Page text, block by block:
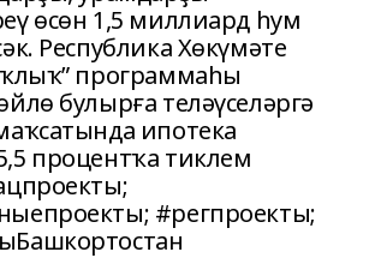
өсөн 1,5 миллиард һум
Республика Хөкүмәте
программаһы
булырға теләүселәргә
ипотека
процентҡа тиклем
#регпроекты;